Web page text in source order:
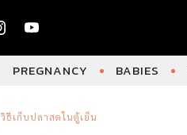
PREGNANCY BABIES
วิธีเก็บปลาสดในตู้เย็น